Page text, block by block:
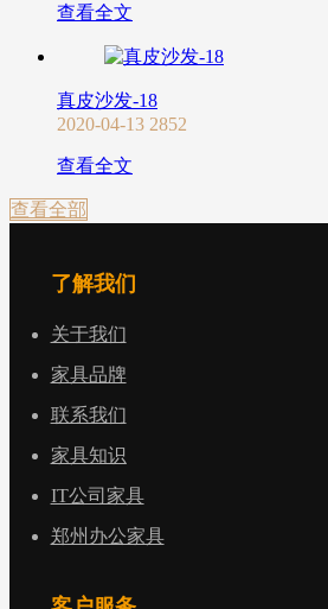
查看全文
真皮沙发-18
2020-04-13 2852
查看全文
查看全部
了解我们
关于我们
家具品牌
联系我们
家具知识
IT公司家具
郑州办公家具